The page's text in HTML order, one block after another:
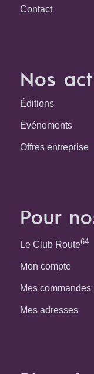
Contact
Nos
Éditions
Événements
Offres entreprise
Pour
Le Club Route64
Mon compte
Mes commandes
Mes adresses